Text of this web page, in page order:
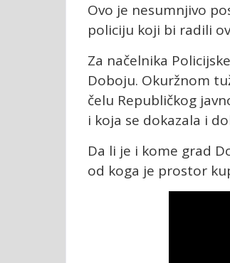
Ovo je nesumnjivo
policiju koji bi radili
Za načelnika
Doboju. Okuržnom
čelu Republičkog
i koja se dokazala i
Da li je i kome grad
od koga je prostor